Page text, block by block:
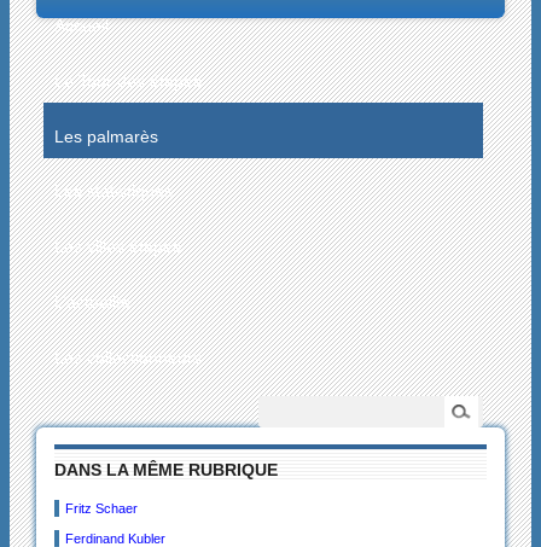
Accueil
Le Tour des étapes
Les palmarès
Les statistiques
Les villes étapes
L’actualité
Les collectionneurs
DANS LA MÊME RUBRIQUE
Fritz Schaer
Ferdinand Kubler